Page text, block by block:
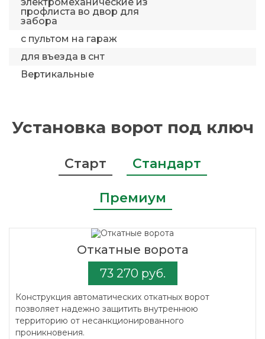
электромеханические из
профлиста во двор для
забора
с пультом на гараж
для въезда в снт
Вертикальные
Установка ворот под ключ
Старт Стандарт
Премиум
Откатные ворота
73 270 руб.
Конструкция автоматических откатных ворот
позволяет надежно защитить внутреннюю
территорию от несанкционированного
проникновения.